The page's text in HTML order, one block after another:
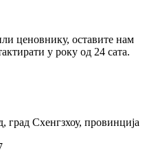
ценовнику, оставите нам
у року од 24 сата.
град Схенгзхоу, провинција